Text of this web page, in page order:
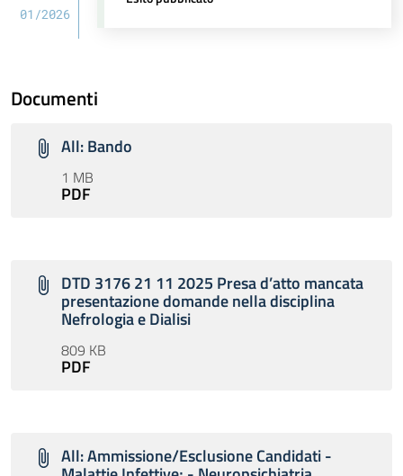
01/2026
Documenti
All: Bando
1 MB
PDF
DTD 3176 21 11 2025 Presa d’atto mancata
presentazione domande nella disciplina
Nefrologia e Dialisi
809 KB
PDF
All: Ammissione/Esclusione Candidati -